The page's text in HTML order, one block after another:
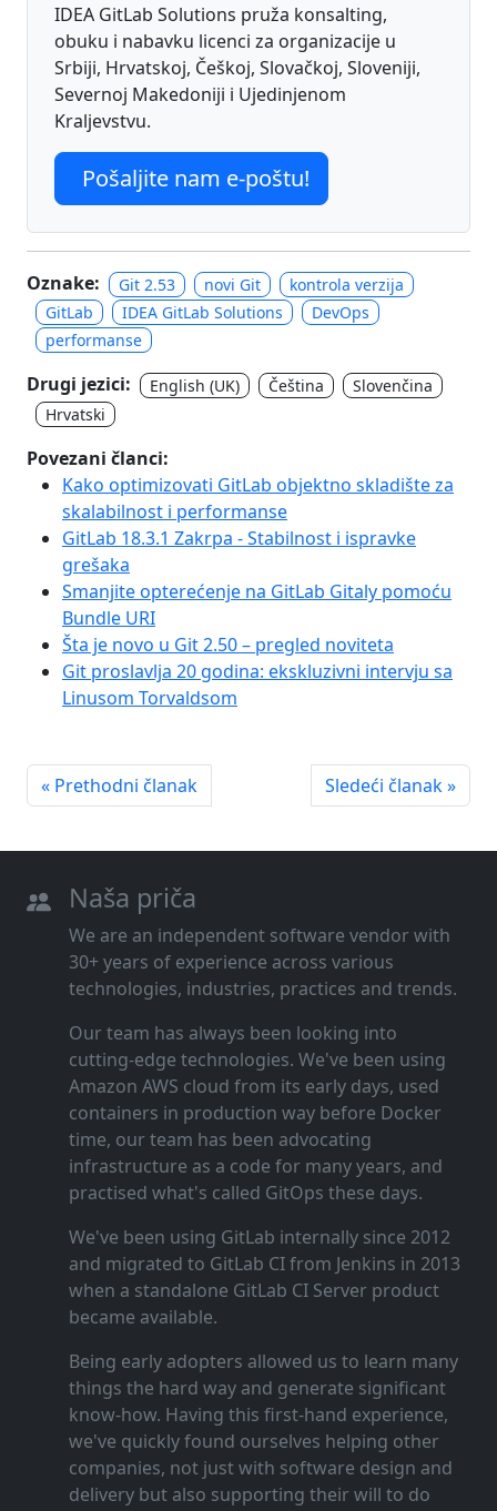
IDEA GitLab Solutions pruža konsalting,
obuku i nabavku licenci za organizacije u
Srbiji, Hrvatskoj, Češkoj, Slovačkoj, Sloveniji,
Severnoj Makedoniji i Ujedinjenom
Kraljevstvu.
Pošaljite nam e-poštu!
Oznake: Git 2.53 novi Git
kontrola verzija
GitLab
IDEA GitLab Solutions
DevOps
performanse
Drugi jezici: English (UK) Čeština
Slovenčina
Hrvatski
Povezani članci:
Kako optimizovati GitLab objektno skladište za
skalabilnost i performanse
GitLab 18.3.1 Zakrpa - Stabilnost i ispravke
grešaka
Smanjite opterećenje na GitLab Gitaly pomoću
Bundle URI
Šta je novo u Git 2.50 – pregled noviteta
Git proslavlja 20 godina: ekskluzivni intervju sa
Linusom Torvaldsom
« Prethodni članak Sledeći članak »
Naša priča
We are an independent software vendor with
30+ years of experience across various
technologies, industries, practices and trends.
Our team has always been looking into
cutting‑edge technologies. We've been using
Amazon AWS cloud from its early days, used
containers in production way before Docker
time, our team has been advocating
infrastructure as a code for many years, and
practised what's called GitOps these days.
We've been using GitLab internally since 2012
and migrated to GitLab CI from Jenkins in 2013
when a standalone GitLab CI Server product
became available.
Being early adopters allowed us to learn many
things the hard way and generate significant
know‑how. Having this first‑hand experience,
we've quickly found ourselves helping other
companies, not just with software design and
delivery but also supporting their will to do